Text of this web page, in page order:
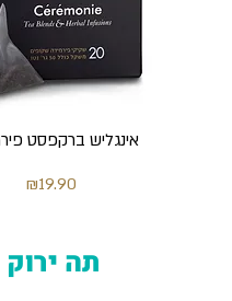
אינגליש ברקפסט
מחיר
₪19.90
תה ירוק